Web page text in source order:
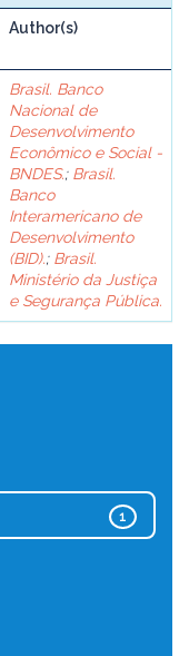
Author(s)
Brasil. Banco
Nacional de
Desenvolvimento
Econômico e Social -
BNDES.; Brasil.
Banco
Interamericano de
Desenvolvimento
(BID).; Brasil.
Ministério da Justiça
e Segurança Pública.
1